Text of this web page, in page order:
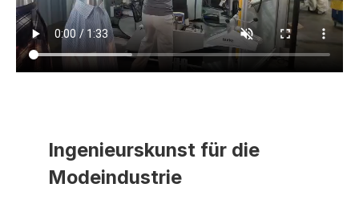
Ingenieurskunst für die
Modeindustrie